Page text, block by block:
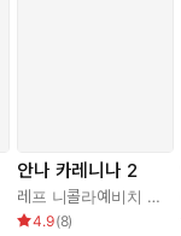
, 박형규
안나 카레니나 2
레프 니콜라예비치 톨스토이
4.9(8)